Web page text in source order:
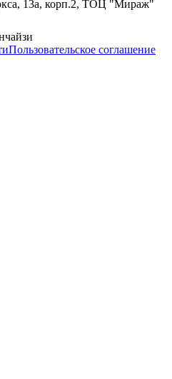
13а, корп.2, ТОЦ "Мираж"
Пользовательское соглашение